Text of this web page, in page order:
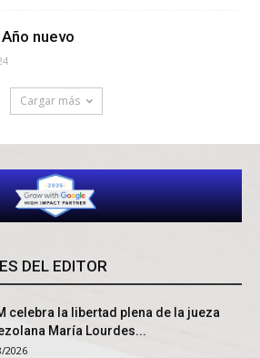
nuevo
Cargar más
DEL EDITOR
celebra la libertad plena de la jueza
María Lourdes...
2026